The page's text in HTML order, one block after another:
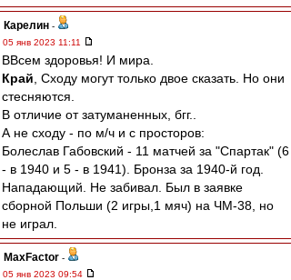
Карелин -
05 янв 2023 11:11
ВВсем здоровья! И мира.
Край , Сходу могут только двое сказать. Но они
стесняются.
В отличие от затуманенных, бгг..
А не сходу - по м/ч и с просторов:
Болеслав Габовский - 11 матчей за "Спартак" (6
- в 1940 и 5 - в 1941). Бронза за 1940-й год.
Нападающий. Не забивал. Был в заявке
сборной Польши (2 игры,1 мяч) на ЧМ-38, но
не играл.
MaxFactor -
05 янв 2023 09:54